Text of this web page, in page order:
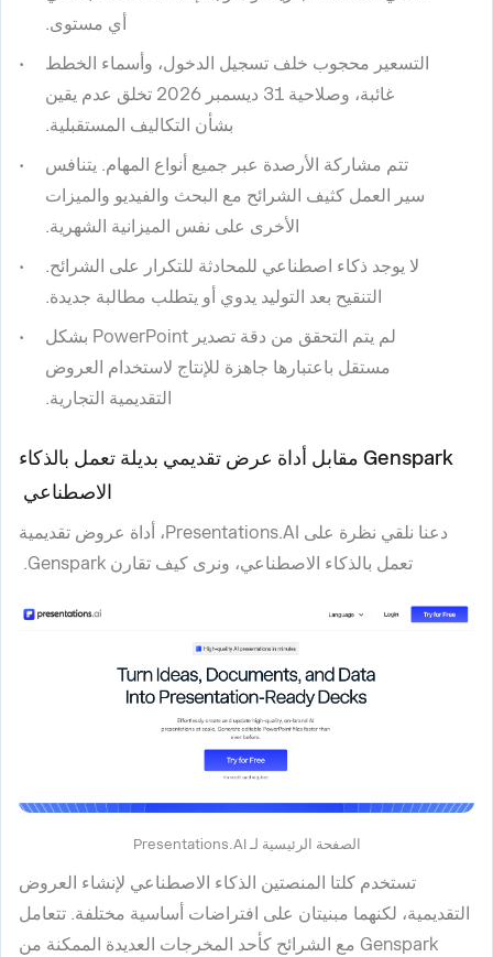
أي مستوى.
التسعير محجوب خلف تسجيل الدخول، وأسماء الخطط
غائبة، وصلاحية 31 ديسمبر 2026 تخلق عدم يقين
بشأن التكاليف المستقبلية.
تتم مشاركة الأرصدة عبر جميع أنواع المهام. يتنافس
سير العمل كثيف الشرائح مع البحث والفيديو والميزات
الأخرى على نفس الميزانية الشهرية.
لا يوجد ذكاء اصطناعي للمحادثة للتكرار على الشرائح.
التنقيح بعد التوليد يدوي أو يتطلب مطالبة جديدة.
لم يتم التحقق من دقة تصدير PowerPoint بشكل
مستقل باعتبارها جاهزة للإنتاج لاستخدام العروض
التقديمية التجارية.
Genspark مقابل أداة عرض تقديمي بديلة تعمل بالذكاء
الاصطناعي
دعنا نلقي نظرة على Presentations.AI، أداة عروض تقديمية
تعمل بالذكاء الاصطناعي، ونرى كيف تقارن Genspark.
الصفحة الرئيسية لـ Presentations.AI
تستخدم كلتا المنصتين الذكاء الاصطناعي لإنشاء العروض
التقديمية، لكنهما مبنيتان على افتراضات أساسية مختلفة. تتعامل
Genspark مع الشرائح كأحد المخرجات العديدة الممكنة من